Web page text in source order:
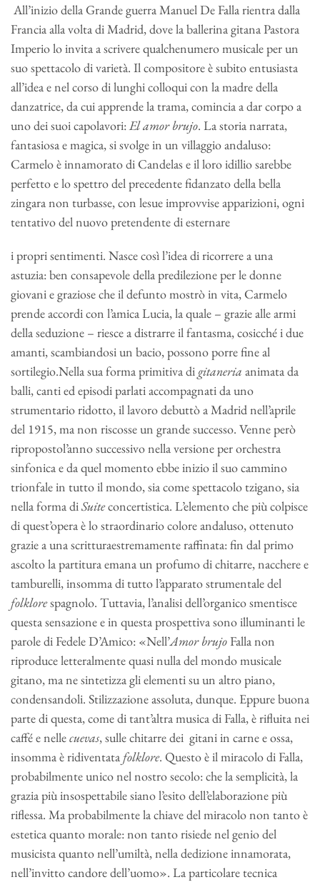
All’inizio della Grande guerra Manuel De Falla rientra dalla
Francia alla volta di Madrid, dove la ballerina gitana Pastora
Imperio lo invita a scrivere qualchenumero musicale per un
suo spettacolo di varietà. Il compositore è subito entusiasta
all’idea e nel corso di lunghi colloqui con la madre della
danzatrice, da cui apprende la trama, comincia a dar corpo a
uno dei suoi capolavori:Elamor brujo. La storia narrata,
fantasiosa e magica, si svolge in un villaggio andaluso:
Carmelo è innamorato di Candelas e il loro idillio sarebbe
perfetto e lo spettro del precedente fidanzato della bella
zingara non turbasse, con lesue improvvise apparizioni, ogni
tentativo del nuovo pretendente di esternare
i propri sentimenti. Nasce così l’idea di ricorrere a una
astuzia: ben consapevole della predilezione per le donne
giovani e graziose che il defunto mostrò in vita, Carmelo
prende accordi con l’amica Lucia, la quale – grazie alle armi
della seduzione – riesce a distrarre il fantasma, cosicché i due
amanti, scambiandosi un bacio, possono porre fine al
sortilegio.Nella sua forma primitiva di gitaneria animata da
balli, canti ed episodi parlati accompagnati da uno
strumentario ridotto, il lavoro debuttò a Madrid nell’aprile
del 1915, ma non riscosse un grande successo. Venne però
ripropostol’anno successivo nella versione per orchestra
sinfonica e da quel momento ebbe inizio il suo cammino
trionfale in tutto il mondo, sia come spettacolo tzigano, sia
nella forma diSuiteconcertistica. L’elemento che più colpisce
di quest’opera è lo straordinario colore andaluso, ottenuto
grazie a una scritturaestremamente raffinata: fin dal primo
ascolto la partitura emana un profumo di chitarre, nacchere e
tamburelli, insomma di tutto l’apparato strumentale del
folklorespagnolo. Tuttavia, l’analisi dell’organico smentisce
questa sensazione e in questa prospettiva sono illuminanti le
parole di Fedele D’Amico: «Nell’Amor brujo Falla non
riproduce letteralmente quasi nulla del mondo musicale
gitano, ma ne sintetizza gli elementi su un altro piano,
condensandoli. Stilizzazione assoluta, dunque. Eppure buona
parte di questa, come di tant’altra musica di Falla, è rifluita nei
caffé e nellecuevas, sulle chitarre dei gitani in carne e ossa,
insomma è ridiventata folklore. Questo è il miracolo di Falla,
probabilmente unico nel nostro secolo: che la semplicità, la
grazia più insospettabile siano l’esito dell’elaborazione più
riflessa. Ma probabilmente la chiave del miracolo non tanto è
estetica quanto morale: non tanto risiede nel genio del
musicista quanto nell’umiltà, nella dedizione innamorata,
nell’invitto candore dell’uomo». La particolare tecnica